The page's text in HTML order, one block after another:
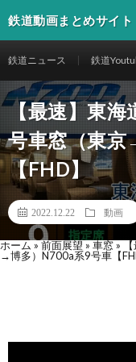
鉄道動画まとめサイト
鉄道ニュース 鉄道
【最速】東海
号車窓（東
【FHD】
2022.12.22 動画
ホーム » 前面展望 » 車窓 »
→博多）N700a系9号車【